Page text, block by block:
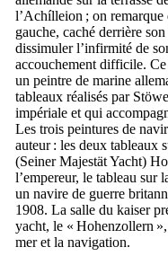
l’Achílleion ; on remarque
gauche, caché derrière
dissimuler l’infirmité de
accouchement difficile.
un peintre de marine
tableaux réalisés par
impériale et qui
Les trois peintures de
auteur : les deux tableaux
(Seiner Majestät Yacht)
l’empereur, le tableau sur
un navire de guerre
1908. La salle du kaiser
yacht, le « Hohenzollern
mer et la navigation.